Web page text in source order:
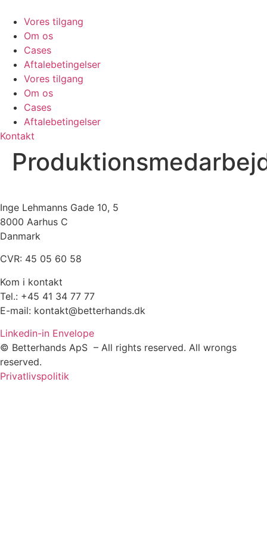
indhold
Vores tilgang
Om os
Cases
Aftalebetingelser
Vores tilgang
Om os
Cases
Aftalebetingelser
Kontakt
Inge Lehmanns Gade 10, 5
8000 Aarhus C
Danmark
CVR: 45 05 60 58
Kom i kontakt
Tel.: +45 41 34 77 77
E-mail: kontakt@betterhands.dk
Linkedin-in Envelope
© Betterhands ApS – All rights reserved. All wrongs
reserved.
Privatlivspolitik